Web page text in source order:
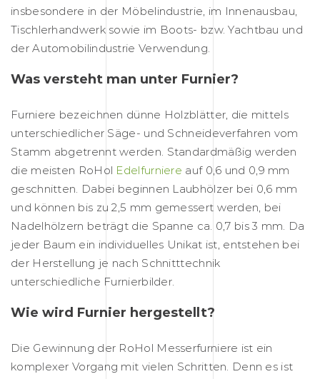
insbesondere in der Möbelindustrie, im Innenausbau,
Tischlerhandwerk sowie im Boots- bzw. Yachtbau und
der Automobilindustrie Verwendung.
Was versteht man unter Furnier?
Furniere bezeichnen dünne Holzblätter, die mittels
unterschiedlicher Säge- und Schneideverfahren vom
Stamm abgetrennt werden. Standardmäßig werden
die meisten RoHol Edelfurniere auf 0,6 und 0,9 mm
geschnitten. Dabei beginnen Laubhölzer bei 0,6 mm
und können bis zu 2,5 mm gemessert werden, bei
Nadelhölzern beträgt die Spanne ca. 0,7 bis 3 mm. Da
jeder Baum ein individuelles Unikat ist, entstehen bei
der Herstellung je nach Schnitttechnik
unterschiedliche Furnierbilder.
Wie wird Furnier hergestellt?
Die Gewinnung der RoHol Messerfurniere ist ein
komplexer Vorgang mit vielen Schritten. Denn es ist